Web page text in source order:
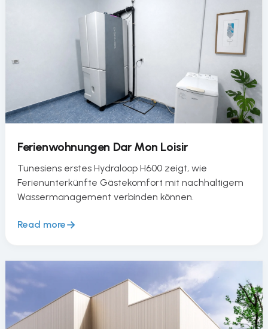
Ferienwohnungen Dar Mon Loisir
Tunesiens erstes Hydraloop H600 zeigt, wie
Ferienunterkünfte Gästekomfort mit nachhaltigem
Wassermanagement verbinden können.
Read more